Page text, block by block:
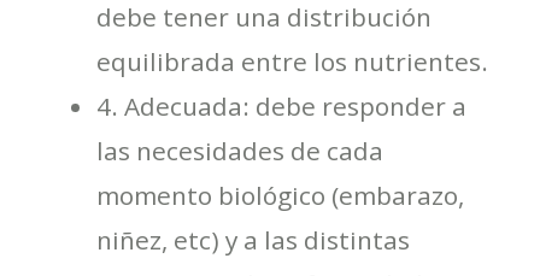
debe tener una distribución
equilibrada entre los nutrientes.
4. Adecuada: debe responder a
las necesidades de cada
momento biológico (embarazo,
niñez, etc) y a las distintas